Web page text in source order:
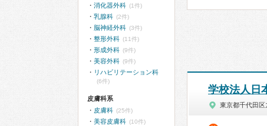
学校法人日
東京都千代田区
消化器外科 (1件)
乳腺科 (2件)
脳神経外科 (3件)
整形外科 (11件)
形成外科 (9件)
美容外科 (9件)
リハビリテーション科
(6件)
皮膚科系
皮膚科 (25件)
美容皮膚科 (10件)